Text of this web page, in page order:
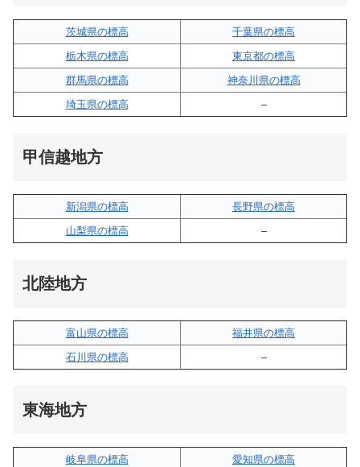
茨城県の標高
千葉県の標高
栃木県の標高
東京都の標高
群馬県の標高
神奈川県の標高
埼玉県の標高
–
甲信越地方
新潟県の標高
長野県の標高
山梨県の標高
–
北陸地方
富山県の標高
福井県の標高
石川県の標高
–
東海地方
岐阜県の標高
愛知県の標高